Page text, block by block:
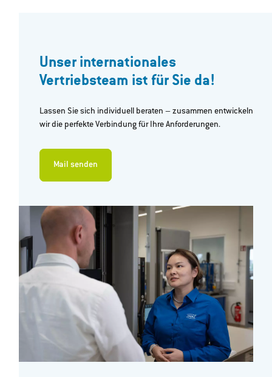
Unser internationales
Vertriebsteam ist für Sie da!
Lassen Sie sich individuell beraten – zusammen entwickeln
wir die perfekte Verbindung für Ihre Anforderungen.
Mail senden